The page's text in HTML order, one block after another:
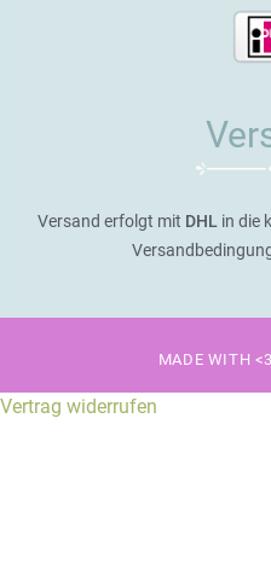
Versand erfolgt mit DHL in die
MADE WITH
Vertrag widerrufen